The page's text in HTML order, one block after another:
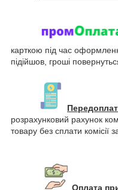
карткою під час
підійшов, гроші
розрахунковий рахунок
товару без сплати комісії
Оплата